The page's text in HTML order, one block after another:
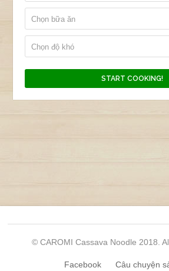
Chọn bữa ăn
Chọn độ khó
© CAROMI Cassava Noodle 2018.
Facebook Câu chuyện